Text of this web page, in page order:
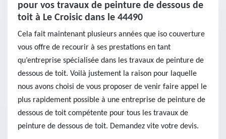
pour vos travaux de peinture de dessous de
toit à Le Croisic dans le 44490
Cela fait maintenant plusieurs années que iso couverture
vous offre de recourir à ses prestations en tant
qu’entreprise spécialisée dans les travaux de peinture de
dessous de toit. Voilà justement la raison pour laquelle
nous avons choisi de vous proposer de venir faire appel le
plus rapidement possible à une entreprise de peinture de
dessous de toit compétente pour tous les travaux de
peinture de dessous de toit. Demandez vite votre devis.